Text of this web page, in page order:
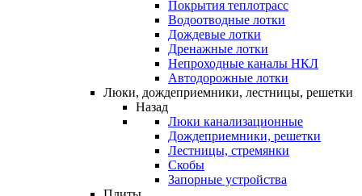
Покрытия теплотрасс
Водоотводные лотки
Дождевые лотки
Дренажные лотки
Непроходные каналы НКЛ
Автодорожные лотки
Люки, дождеприемники, лестницы, решетки
Назад
Люки канализационные
Дождеприемники, решетки
Лестницы, стремянки
Скобы
Запорные устройства